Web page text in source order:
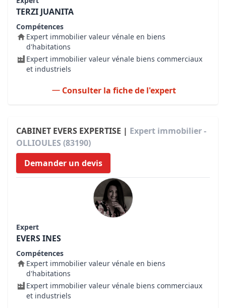
TERZI JUANITA
Compétences
Expert immobilier valeur vénale en biens
d'habitations
Expert immobilier valeur vénale biens commerciaux
et industriels
Consulter la fiche de l'expert
CABINET EVERS EXPERTISE | Expert immobilier -
OLLIOULES (83190)
Demander un devis
Expert
EVERS INES
Compétences
Expert immobilier valeur vénale en biens
d'habitations
Expert immobilier valeur vénale biens commerciaux
et industriels